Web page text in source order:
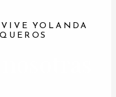
YOLANDA